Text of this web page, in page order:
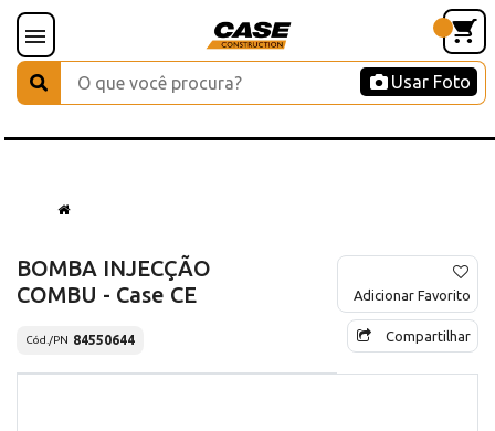
Usar Foto
BOMBA INJECÇÃO
COMBU - Case CE
Cód./PN 84550644
Adicionar Favorito
Compartilhar